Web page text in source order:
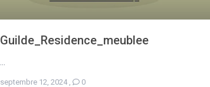
Guilde_Residence_meublee
septembre 12, 2024, 0